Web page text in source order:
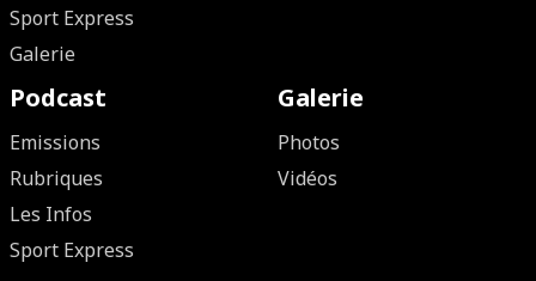
Sport Express
Galerie
Podcast
Emissions
Rubriques
Les Infos
Sport Express
Galerie
Photos
Vidéos